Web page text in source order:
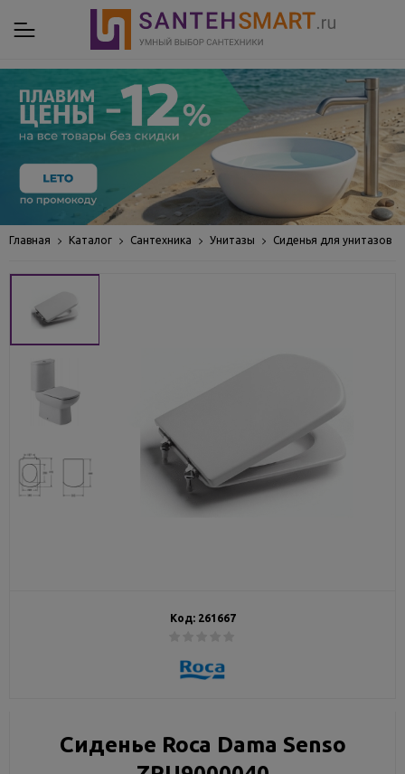
Главная Каталог Сантехника Унитазы Сиденья для унитазов
Код: 261667
Сиденье Roca Dama Senso